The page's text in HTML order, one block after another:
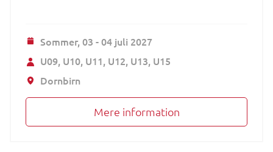
Sommer,03 - 04 juli 2027
U09 U10 U11 U12 U13 U15
Dornbirn
Mere information